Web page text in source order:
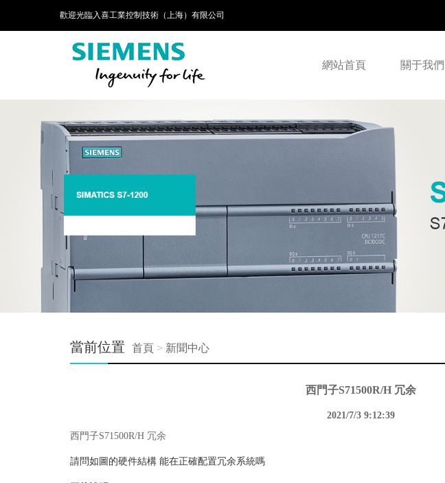
歡迎光臨入喜工業控制技術（上海）有限公司
網站首頁 關于我們
當前位置 首頁 > 新聞中心
西門子S71500R/H 冗余
2021/7/3 9:12:39
西門子S71500R/H 冗余
請問如圖的硬件結構 能在正確配置冗余系統嗎